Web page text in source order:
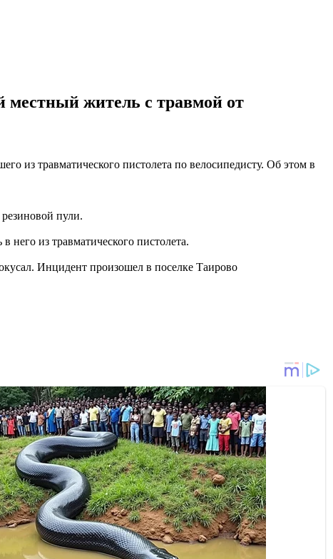
местный житель с травмой от
из травматического пистолета по велосипедисту. Об этом в
пули.
него из травматического пистолета.
Инцидент произошел в поселке Таирово